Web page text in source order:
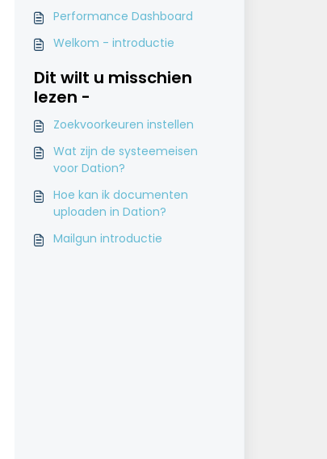
Performance Dashboard
Welkom - introductie
Dit wilt u misschien
lezen -
Zoekvoorkeuren instellen
Wat zijn de systeemeisen
voor Dation?
Hoe kan ik documenten
uploaden in Dation?
Mailgun introductie